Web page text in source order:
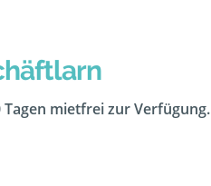
mietfrei zur Verfügung.